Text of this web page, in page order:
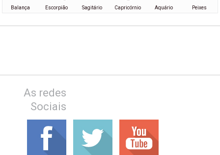
Balança Escorpião Sagitário Capricórnio Aquário Peixes
As redes
Sociais